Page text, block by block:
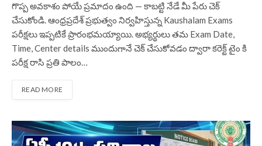
గొప్ప అవకాశం పోయే ప్రమాదం ఉంది — కాబట్టి నేడే మీ పేరు చెక్
చేసుకోండి. ఆంధ్రప్రదేశ్ ప్రభుత్వం నిర్వహిస్తున్న Kaushalam Exams
పరీక్షలు ఇప్పటికే ప్రారంభమయ్యాయి. అభ్యర్థులు తమ Exam Date,
Time, Center details ముందుగానే చెక్ చేసుకోవడం ద్వారా కరెక్ట్ టైం కి
పరీక్ష రాసి ప్రతి పాలం…
READ MORE